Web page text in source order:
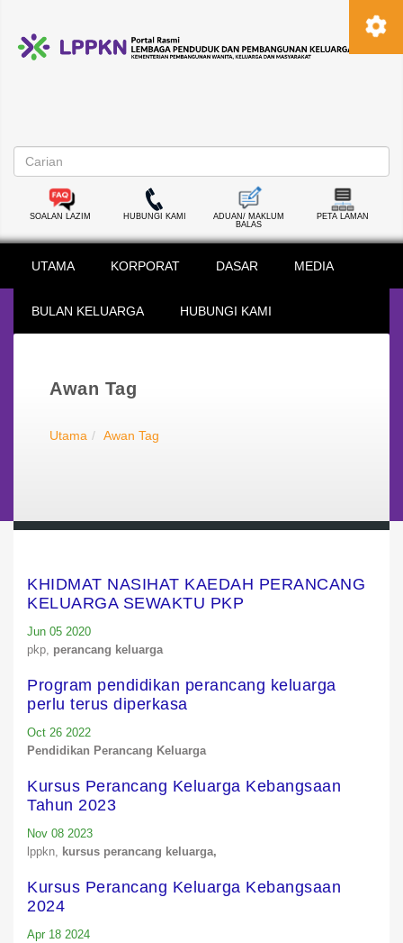
SOALAN LAZIM HUBUNGI KAMI
ADUAN/ MAKLUM
BALAS
PETA LAMAN
UTAMA KORPORAT DASAR MEDIA
BULAN KELUARGA HUBUNGI KAMI
Awan Tag
Utama Awan Tag
KHIDMAT NASIHAT KAEDAH PERANCANG
KELUARGA SEWAKTU PKP
Jun 05 2020
pkp, perancang keluarga
Program pendidikan perancang keluarga
perlu terus diperkasa
Oct 26 2022
Pendidikan Perancang Keluarga
Kursus Perancang Keluarga Kebangsaan
Tahun 2023
Nov 08 2023
lppkn,
kursus perancang keluarga,
Kursus Perancang Keluarga Kebangsaan
2024
Apr 18 2024